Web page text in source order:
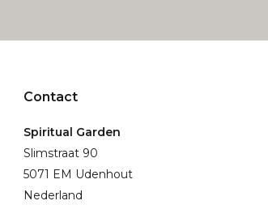
Contact
Spiritual Garden
Slimstraat 90
5071 EM Udenhout
Nederland